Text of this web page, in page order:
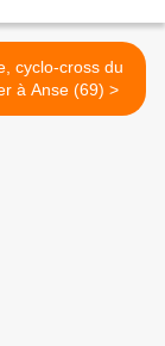
cyclo-cross du
Colombier à Anse (69) >